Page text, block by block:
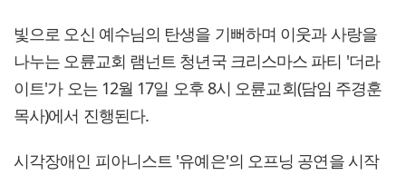
빛으로 오신 예수님의 탄생을 기뻐하며 이웃과 사랑을
나누는 오륜교회 램넌트 청년국 크리스마스 파티 '더라
이트'가 오는 12월 17일 오후 8시 오륜교회(담임 주경훈
목사)에서 진행된다.
시각장애인 피아니스트 '유예은'의 오프닝 공연을 시작